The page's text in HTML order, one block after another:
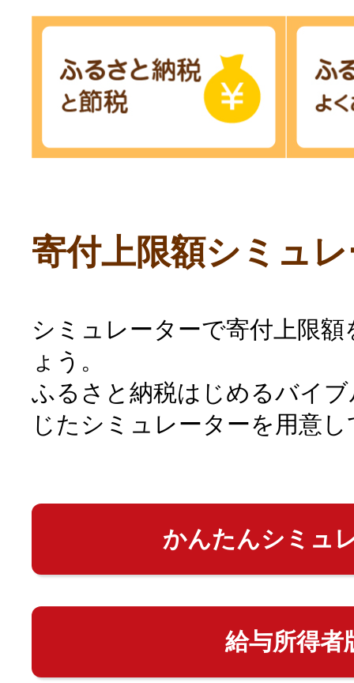
寄付上限額シミュ
シミュレーターで寄付上限
ょう。
ふるさと納税はじめるバイ
じたシミュレーターを用意
かんたんシミュ
給与所得者